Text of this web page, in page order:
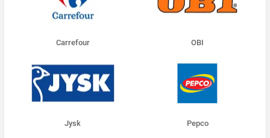
Carrefour OBI
Jysk Pepco